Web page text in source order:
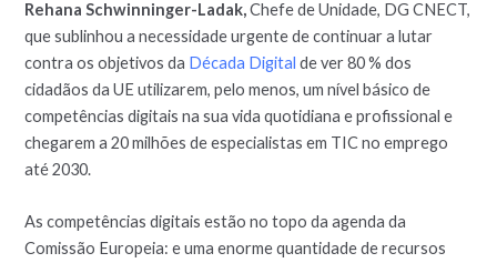
Rehana Schwinninger-Ladak,Chefe de Unidade, DG CNECT,
que sublinhou a necessidade urgente de continuar a lutar
contra os objetivos da Década Digital de ver 80 % dos
cidadãos da UE utilizarem, pelo menos, um nível básico de
competências digitais na sua vida quotidiana e profissional e
chegarem a 20 milhões de especialistas em TIC no emprego
até 2030.
As competências digitais estão no topo da agenda da
Comissão Europeia: e uma enorme quantidade de recursos